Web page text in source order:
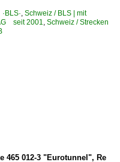
Schweiz / BLS | mit
seit 2001
Schweiz / Strecken
465 012-3 "Eurotunnel", Re